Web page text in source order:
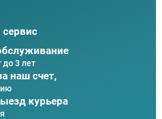
3 лет
наш счет,
курьера